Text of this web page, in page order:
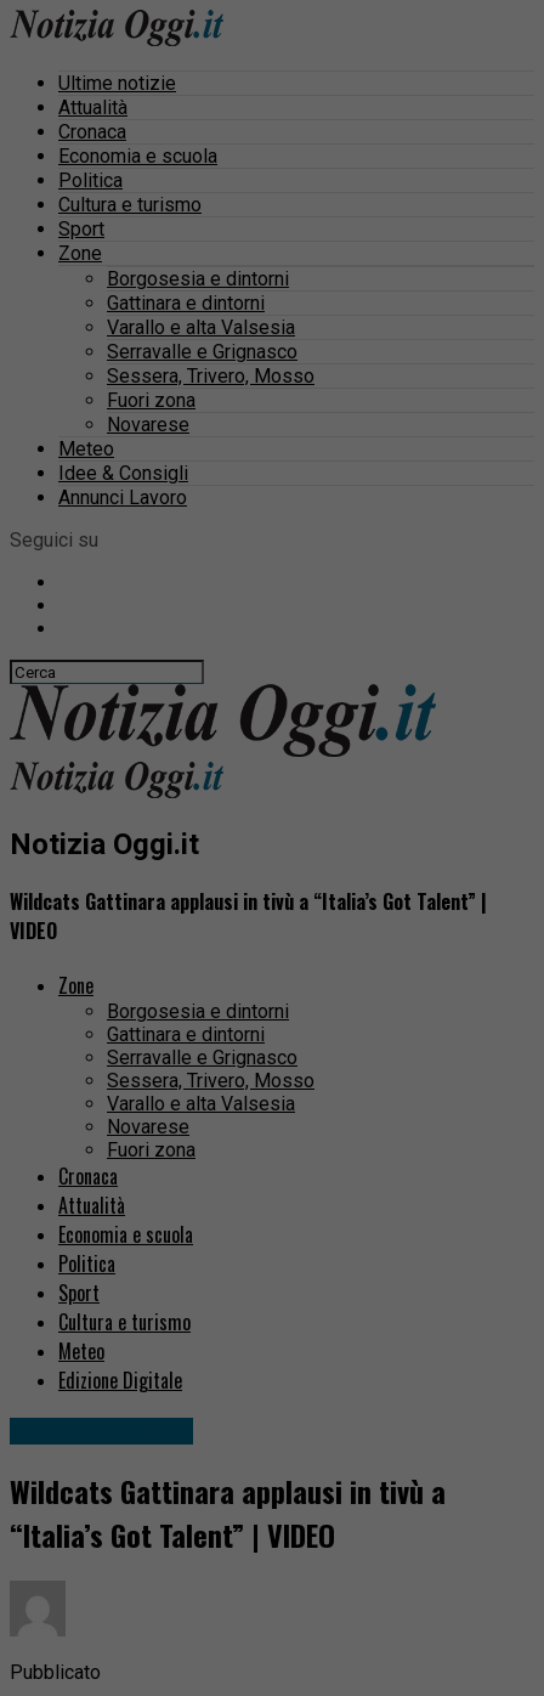
Ultime notizie
Attualità
Cronaca
Economia e scuola
Politica
Cultura e turismo
Sport
Zone
Borgosesia e dintorni
Gattinara e dintorni
Varallo e alta Valsesia
Serravalle e Grignasco
Sessera, Trivero, Mosso
Fuori zona
Novarese
Meteo
Idee & Consigli
Annunci Lavoro
Seguici su
Notizia Oggi.it
Wildcats Gattinara applausi in tivù a “Italia’s Got Talent” |
VIDEO
Zone
Borgosesia e dintorni
Gattinara e dintorni
Serravalle e Grignasco
Sessera, Trivero, Mosso
Varallo e alta Valsesia
Novarese
Fuori zona
Cronaca
Attualità
Economia e scuola
Politica
Sport
Cultura e turismo
Meteo
Edizione Digitale
Wildcats Gattinara applausi in tivù a
“Italia’s Got Talent” | VIDEO
Pubblicato